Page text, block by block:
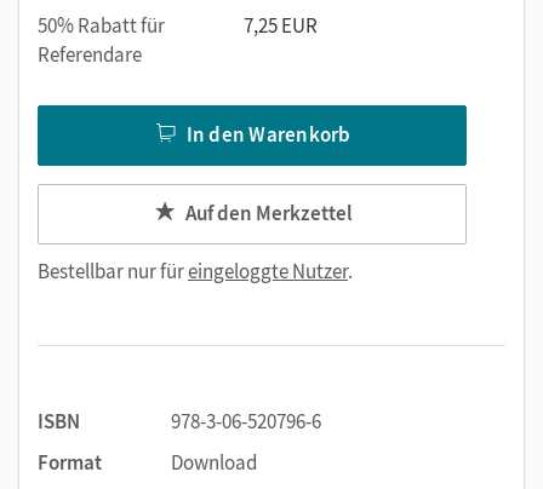
50% Rabatt für
Referendare
7,25 EUR
In den Warenkorb
Auf den Merkzettel
Bestellbar nur füreingeloggte Nutzer.
ISBN
978-3-06-520796-6
Format
Download